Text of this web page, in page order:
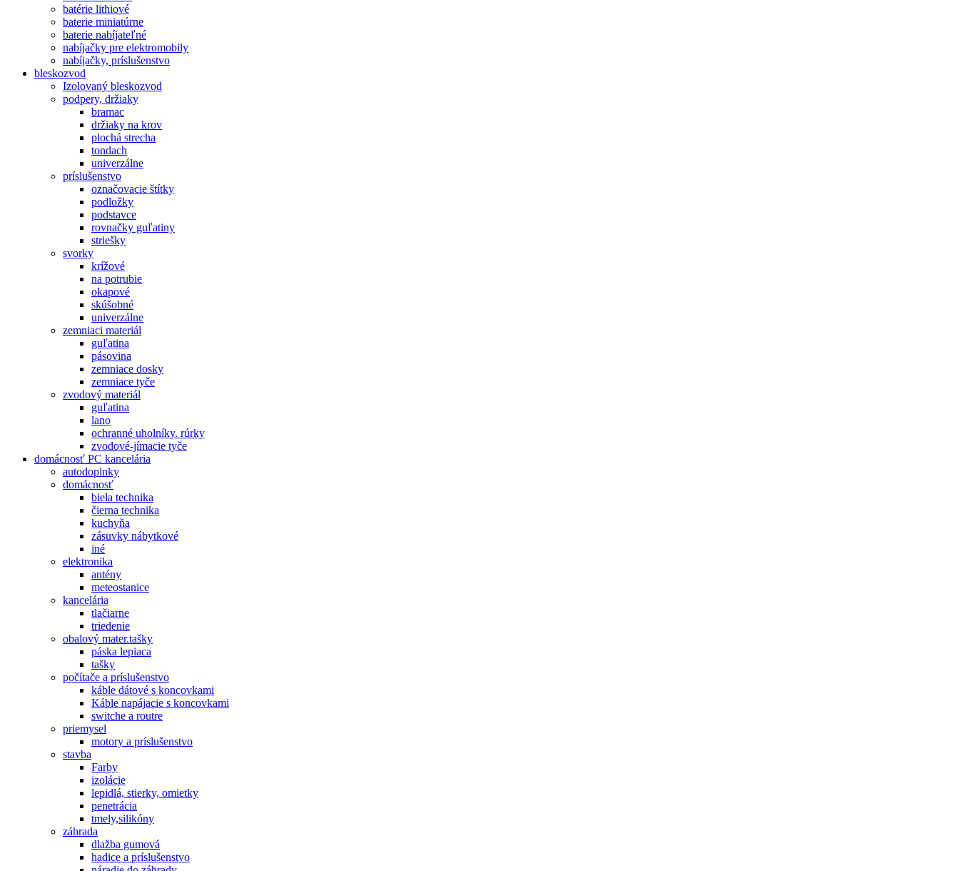
batérie lithiové
baterie miniatúrne
baterie nabíjateľné
nabíjačky pre elektromobily
nabíjačky, príslušenstvo
bleskozvod
Izolovaný bleskozvod
podpery, držiaky
bramac
držiaky na krov
plochá strecha
tondach
univerzálne
príslušenstvo
označovacie štítky
podložky
podstavce
rovnačky guľatiny
striešky
svorky
krížové
na potrubie
okapové
skúšobné
univerzálne
zemniaci materiál
guľatina
pásovina
zemniace dosky
zemniace tyče
zvodový materiál
guľatina
lano
ochranné uholníky. rúrky
zvodové-jímacie tyče
domácnosť PC kancelária
autodoplnky
domácnosť
biela technika
čierna technika
kuchyňa
zásuvky nábytkové
iné
elektronika
antény
meteostanice
kancelária
tlačiarne
triedenie
obalový mater.tašky
páska lepiaca
tašky
počítače a príslušenstvo
káble dátové s koncovkami
Káble napájacie s koncovkami
switche a routre
priemysel
motory a príslušenstvo
stavba
Farby
izolácie
lepidlá, stierky, omietky
penetrácia
tmely,silikóny
záhrada
dlažba gumová
hadice a príslušenstvo